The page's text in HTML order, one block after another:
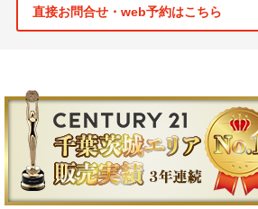
直接お問合せ・web予約はこちら